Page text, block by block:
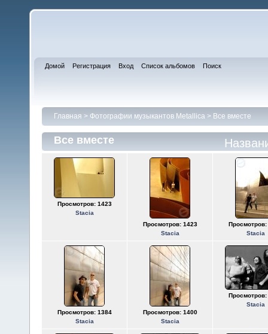
Домой Регистрация Вход Список альбомов Поиск
Главная > Фотографии музыкантов Metallica > Все вместе
Все вместе
Просмотров: 1423
Stacia
Просмотров: 1423
Stacia
Просмотров:
Stacia
Просмотров: 1384
Stacia
Просмотров: 1400
Stacia
Просмотров:
Stacia